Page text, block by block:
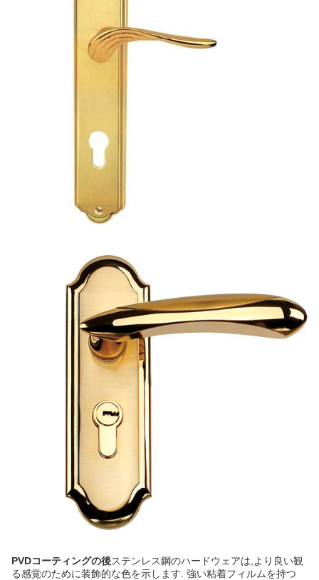
PVDコーティングの後ステンレス鋼のハードウェアは,より良い観
る感覚のために装飾的な色を示します. 強い粘着フィルムを持つ